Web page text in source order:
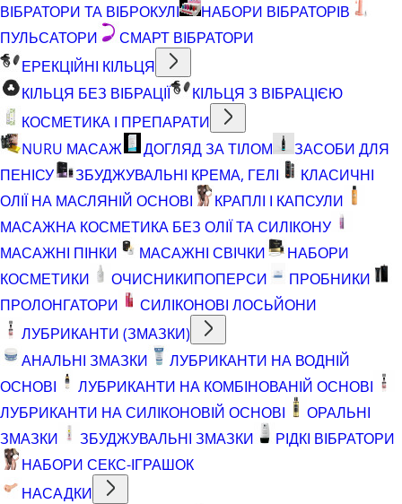
ВІБРАТОРИ ТА ВІБРОКУЛІ
НАБОРИ ВІБРАТОРІВ
ПУЛЬСАТОРИ
СМАРТ ВІБРАТОРИ
ЕРЕКЦІЙНІ КІЛЬЦЯ
КІЛЬЦЯ БЕЗ ВІБРАЦІЇ
КІЛЬЦЯ З ВІБРАЦІЄЮ
КОСМЕТИКА І ПРЕПАРАТИ
NURU МАСАЖ
ДОГЛЯД ЗА ТІЛОМ
ЗАСОБИ ДЛЯ
ПЕНІСУ
ЗБУДЖУВАЛЬНІ КРЕМА, ГЕЛІ
КЛАСИЧНІ
ОЛІЇ НА МАСЛЯНІЙ ОСНОВІ
КРАПЛІ І КАПСУЛИ
МАСАЖНА КОСМЕТИКА БЕЗ ОЛІЇ ТА СИЛІКОНУ
МАСАЖНІ ПІНКИ
МАСАЖНІ СВІЧКИ
НАБОРИ
КОСМЕТИКИ
ОЧИСНИКИПОПЕРСИ
ПРОБНИКИ
ПРОЛОНГАТОРИ
СИЛІКОНОВІ ЛОСЬЙОНИ
ЛУБРИКАНТИ (ЗМАЗКИ)
АНАЛЬНІ ЗМАЗКИ
ЛУБРИКАНТИ НА ВОДНІЙ
ОСНОВІ
ЛУБРИКАНТИ НА КОМБІНОВАНІЙ ОСНОВІ
ЛУБРИКАНТИ НА СИЛІКОНОВІЙ ОСНОВІ
ОРАЛЬНІ
ЗМАЗКИ
ЗБУДЖУВАЛЬНІ ЗМАЗКИ
РІДКІ ВІБРАТОРИ
НАБОРИ СЕКС-ІГРАШОК
НАСАДКИ